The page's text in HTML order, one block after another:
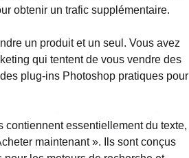
obtenir un trafic supplémentaire.
un produit et un seul. Vous avez
qui tentent de vous vendre des
plug-ins Photoshop pratiques pour
essentiellement du texte,
maintenant ». Ils sont conçus